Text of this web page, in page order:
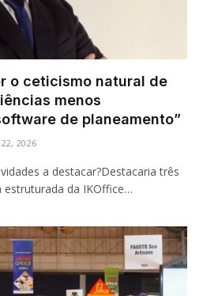
o ceticismo natural de
menos
de planeamento”
22, 2026
a destacar?Destacaria três
da IKOffice…